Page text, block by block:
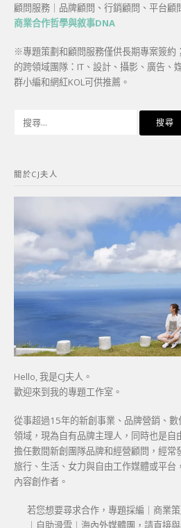
顧問服務｜品牌顧問、行銷顧問、平台顧
商業合作哲學與敘事DNA
※專題策劃和顧問服務僅供長期專案簽約
的跨領域團隊：IT、設計、攝影、廣告、
群小編和網紅KOL可供推薦。
字:
關於CJ夫人
Hello, 我是CJ夫人。
歡迎來到我的專題工作室。
從事超過15年的新創事業、品牌營銷、
領域，現為自有品牌主理人，同時也是自
擔任數間新創團隊品牌和經營顧問，經常
旅行、生活、女力與自由工作媒體或平台
內容創作者。
若您想要尋求合作，專題採編｜商業
｜自助滑雪｜海內外媒體團，請直接與